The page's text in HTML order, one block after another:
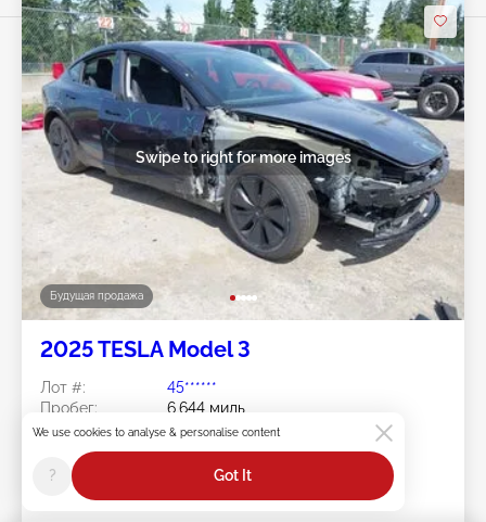
Будущая продажа
Swipe to right for more images
2025 TESLA Model 3
Лот #:
45******
Пробег:
6,644 миль
Повреждения:
Правая сторона/Передняя
часть
Площадка:
WA - SEATTLE
Дата торгов:
We use cookies to analyse & personalise content
? Got It